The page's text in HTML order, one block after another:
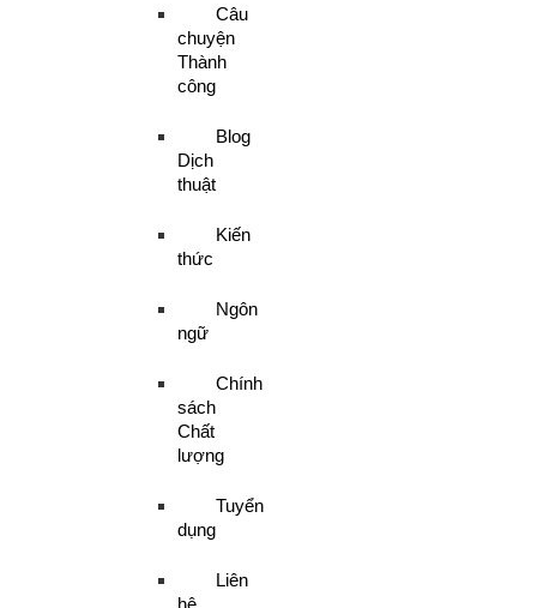
Câu
chuyện
Thành
công
Blog
Dịch
thuật
Kiến
thức
Ngôn
ngữ
Chính
sách
Chất
lượng
Tuyển
dụng
Liên
hệ